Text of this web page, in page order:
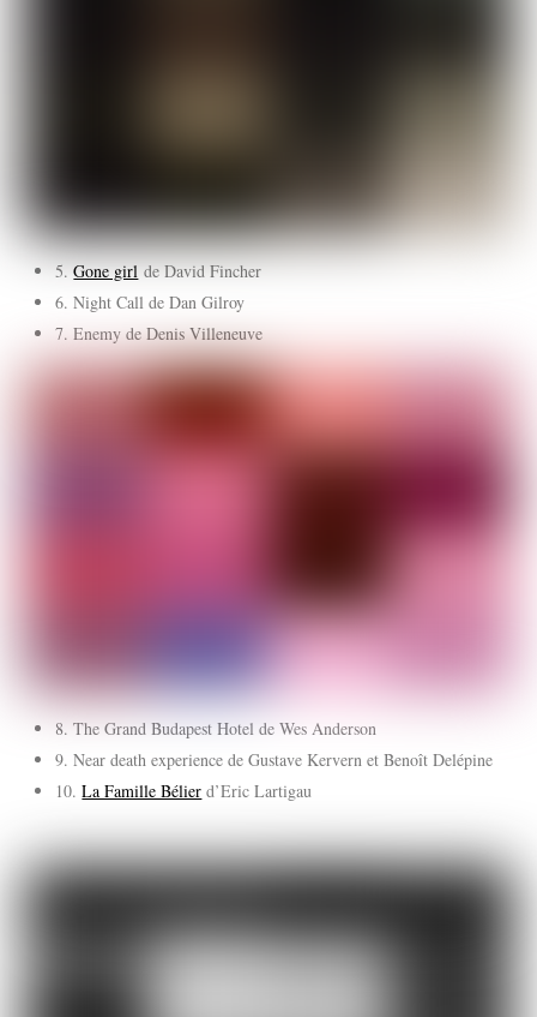
5.Gone girl de David Fincher
6. Night Call de Dan Gilroy
7. Enemy de Denis Villeneuve
8. The Grand Budapest Hotel de Wes Anderson
9. Near death experience de Gustave Kervern et Benoît Delépine
10.La Famille Bélier d’Eric Lartigau